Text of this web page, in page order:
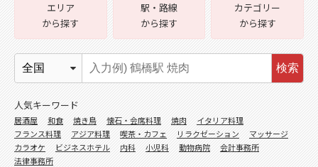
エリア
から探す
駅・路線
から探す
カテゴリー
から探す
検索
人気キーワード
居酒屋 和食 焼き鳥 懐石・会席料理 焼肉
イタリア料理
フランス料理
アジア料理 喫茶・カフェ リラクゼーション
マッサージ
カラオケ
ビジネスホテル 内科 小児科 動物病院
会計事務所
法律事務所